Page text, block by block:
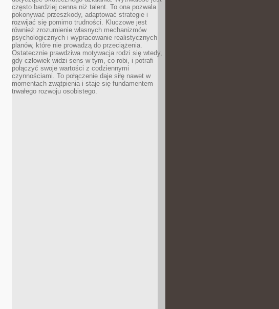
często bardziej cenna niż talent. To ona pozwala
pokonywać przeszkody, adaptować strategie i
rozwijać się pomimo trudności. Kluczowe jest
również zrozumienie własnych mechanizmów
psychologicznych i wypracowanie realistycznych
planów, które nie prowadzą do przeciążenia.
Ostatecznie prawdziwa motywacja rodzi się wtedy,
gdy człowiek widzi sens w tym, co robi, i potrafi
połączyć swoje wartości z codziennymi
czynnościami. To połączenie daje siłę nawet w
momentach zwątpienia i staje się fundamentem
trwałego rozwoju osobistego.